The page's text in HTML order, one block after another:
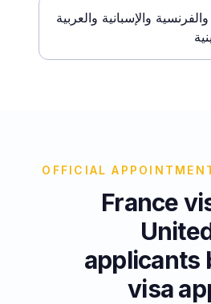
والفرنسية والإسبانية والعربية
OFFICIAL
France
applicants
visa